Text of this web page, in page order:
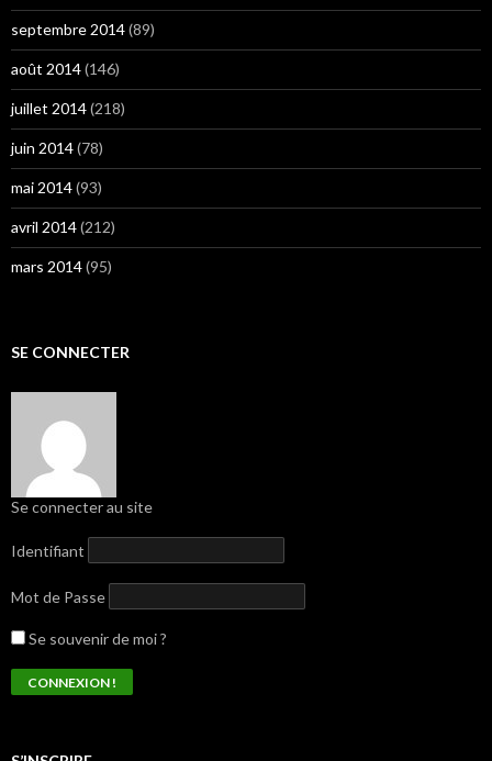
septembre 2014(89)
août 2014(146)
juillet 2014(218)
juin 2014(78)
mai 2014(93)
avril 2014(212)
mars 2014(95)
SE CONNECTER
Se connecter au site
Identifiant
Mot de Passe
Se souvenir de moi ?